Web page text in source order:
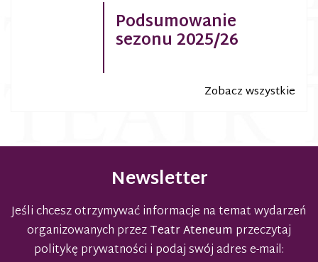
Podsumowanie
sezonu 2025/26
Zobacz wszystkie
Newsletter
Jeśli chcesz otrzymywać informacje na temat wydarzeń
organizowanych przezTeatr Ateneum przeczytaj
politykę prywatności i podaj swój adres e-mail: